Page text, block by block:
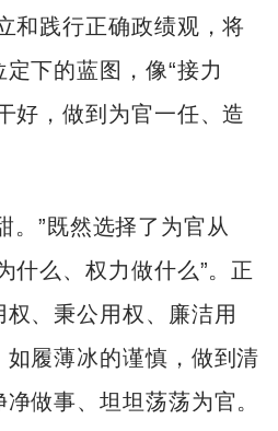
和践行正确政绩观，将
下的蓝图，像“接力
好，做到为官一任、造
。”既然选择了为官从
什么、权力做什么”。正
、秉公用权、廉洁用
履薄冰的谨慎，做到清
做事、坦坦荡荡为官。